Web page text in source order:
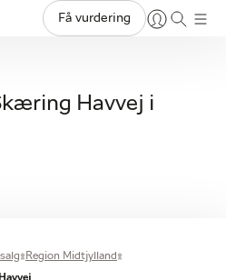
Få vurdering
Havvej i
Region Midtjylland